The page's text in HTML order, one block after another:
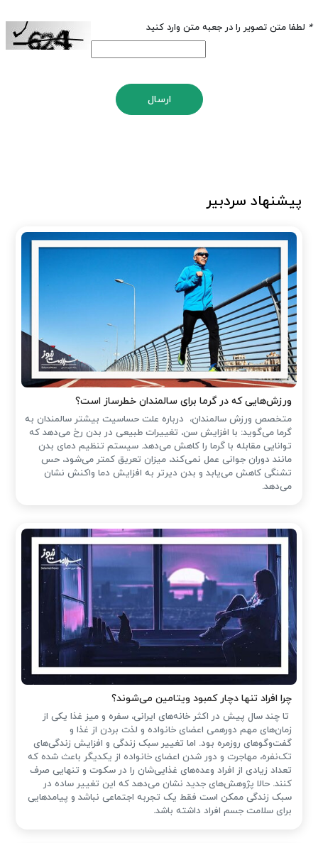
* لطفا متن تصویر را در جعبه متن وارد کنید
ارسال
پیشنهاد سردبیر
ورزش‌هایی که در گرما برای سالمندان خطرساز است؟
متخصص ورزش سالمندان، درباره علت حساسیت بیشتر سالمندان به
گرما می‌گوید: با افزایش سن، تغییرات طبیعی در بدن رخ می‌دهد که
توانایی مقابله با گرما را کاهش می‌دهد. سیستم تنظیم دمای بدن
مانند دوران جوانی عمل نمی‌کند، میزان تعریق کمتر می‌شود، حس
تشنگی کاهش می‌یابد و بدن دیرتر به افزایش دما واکنش نشان
می‌دهد.
چرا افراد تنها دچار کمبود ویتامین می‌شوند؟
تا چند سال پیش در اکثر خانه‌های ایرانی، سفره و میز غذا یکی از
زمان‌های مهم دورهمی اعضای خانواده و لذت بردن از غذا و
گفت‌وگوهای روزمره بود. اما تغییر سبک زندگی و افزایش زندگی‌های
تک‌نفره، مهاجرت و دور شدن اعضای خانواده از یکدیگر باعث شده که
تعداد زیادی از افراد وعده‌های غذایی‌شان را در سکوت و تنهایی صرف
کنند. حالا پژوهش‌های جدید نشان می‌دهد که این تغییر ساده در
سبک زندگی ممکن است فقط یک تجربه اجتماعی نباشد و پیامدهایی
برای سلامت جسم افراد داشته باشد.